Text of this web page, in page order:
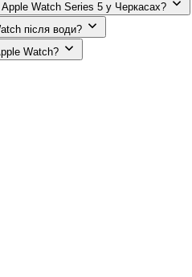
Watch Series 5 у Черкасах?
після води?
Watch?